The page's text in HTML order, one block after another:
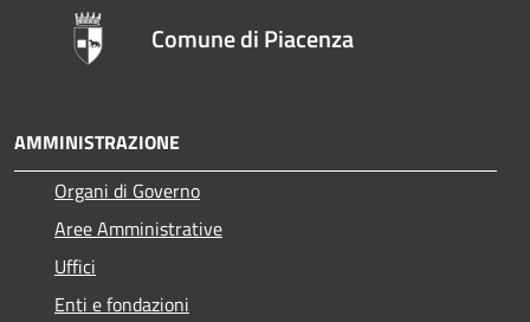
Comune di Piacenza
AMMINISTRAZIONE
Organi di Governo
Aree Amministrative
Uffici
Enti e fondazioni